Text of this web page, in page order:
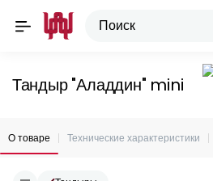
Тандыр "Аладдин" mini
О товаре Технические характеристики